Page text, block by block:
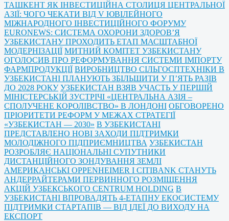
ТАШКЕНТ ЯК ІНВЕСТИЦІЙНА СТОЛИЦЯ ЦЕНТРАЛЬНОЇ
АЗІЇ: ЧОГО ЧЕКАТИ ВІД V ЮВІЛЕЙНОГО
МІЖНАРОДНОГО ІНВЕСТИЦІЙНОГО ФОРУМУ
EURONEWS: СИСТЕМА ОХОРОНИ ЗДОРОВ’Я
УЗБЕКИСТАНУ ПРОХОДИТЬ ЕТАП МАСШТАБНОЇ
МОДЕРНІЗАЦІЇ МИТНИЙ КОМІТЕТ УЗБЕКИСТАНУ
ОГОЛОСИВ ПРО РЕФОРМУВАННЯ СИСТЕМИ ІМПОРТУ
ФАРМПРОДУКЦІЇ ВИРОБНИЦТВО СІЛЬГОСПТЕХНІКИ В
УЗБЕКИСТАНІ ПЛАНУЮТЬ ЗБІЛЬШИТИ У П’ЯТЬ РАЗІВ
ДО 2028 РОКУ УЗБЕКИСТАН ВЗЯВ УЧАСТЬ У ПЕРШІЙ
МІНІСТЕРСЬКІЙ ЗУСТРІЧІ «ЦЕНТРАЛЬНА АЗІЯ –
СПОЛУЧЕНЕ КОРОЛІВСТВО» В ЛОНДОНІ ОБГОВОРЕНО
ПРІОРИТЕТИ РЕФОРМ У МЕЖАХ СТРАТЕГІЇ
«УЗБЕКИСТАН — 2030» В УЗБЕКИСТАНІ
ПРЕДСТАВЛЕНО НОВІ ЗАХОДИ ПІДТРИМКИ
МОЛОДІЖНОГО ПІДПРИЄМНИЦТВА УЗБЕКИСТАН
РОЗРОБЛЯЄ НАЦІОНАЛЬНІ СУПУТНИКИ
ДИСТАНЦІЙНОГО ЗОНДУВАННЯ ЗЕМЛІ
АМЕРИКАНСЬКІ OPPENHEIMER І CITIBANK СТАНУТЬ
АНДЕРРАЙТЕРАМИ ПЕРВИННОГО РОЗМІЩЕННЯ
АКЦІЙ УЗБЕКСЬКОГО CENTRUM HOLDING В
УЗБЕКИСТАНІ ВПРОВАДЯТЬ 4-ЕТАПНУ ЕКОСИСТЕМУ
ПІДТРИМКИ СТАРТАПІВ — ВІД ІДЕЇ ДО ВИХОДУ НА
ЕКСПОРТ